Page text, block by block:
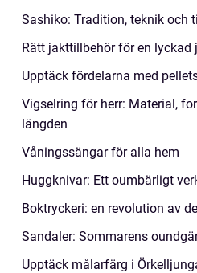
Sashiko: Tradition, teknik och
Rätt jakttillbehör för en lyckad
Upptäck fördelarna med
Vigselring för herr: Material,
längden
Våningssängar för alla hem
Huggknivar: Ett oumbärligt
Boktryckeri: en revolution av
Sandaler: Sommarens
Upptäck målarfärg i